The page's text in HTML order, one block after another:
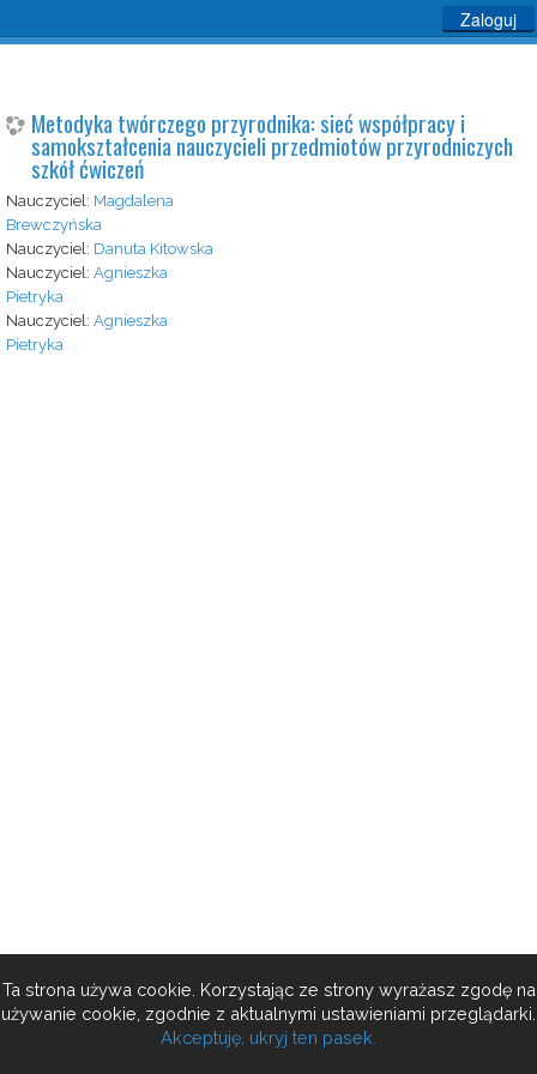
Zaloguj
Metodyka twórczego przyrodnika: sieć współpracy i
samokształcenia nauczycieli przedmiotów przyrodniczych
szkół ćwiczeń
Nauczyciel: Magdalena
Brewczyńska
Nauczyciel: Danuta Kitowska
Nauczyciel: Agnieszka
Pietryka
Nauczyciel: Agnieszka
Pietryka
Ta strona używa cookie. Korzystając ze strony wyrażasz zgodę na
używanie cookie, zgodnie z aktualnymi ustawieniami przeglądarki.
Akceptuję, ukryj ten pasek.